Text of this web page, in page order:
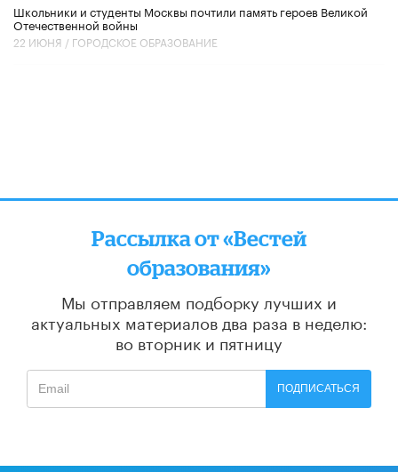
Школьники и студенты Москвы почтили память героев Великой
Отечественной войны
22 ИЮНЯ / ГОРОДСКОЕ ОБРАЗОВАНИЕ
Рассылка от «Вестей
образования»
Мы отправляем подборку лучших и
актуальных материалов два раза в неделю:
во вторник и пятницу
ПОДПИСАТЬСЯ